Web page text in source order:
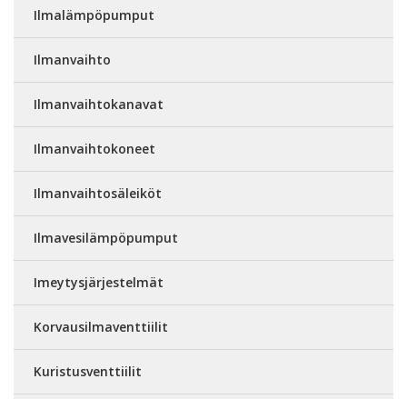
Ilmalämpöpumput
Ilmanvaihto
Ilmanvaihtokanavat
Ilmanvaihtokoneet
Ilmanvaihtosäleiköt
Ilmavesilämpöpumput
Imeytysjärjestelmät
Korvausilmaventtiilit
Kuristusventtiilit